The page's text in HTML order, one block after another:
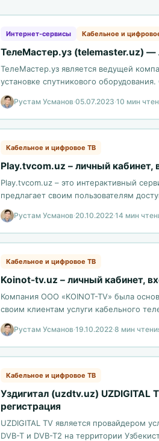
Интернет-сервисы Кабельное и
ТелеМастер.уз (telemaster.uz) —
ТелеМастер.уз является ведущей
установке спутникового
отрасли благодаря высокому качеству
Рустам Усманов·05.07.2023·10 мин
Кабельное и цифровое ТВ
Play.tvcom.uz – личный кабинет,
Play.tvcom.uz – это интерактивный
предлагает своим пользователям
качестве, а также…
Рустам Усманов·20.10.2022·14 мин
Кабельное и цифровое ТВ
Koinot-tv.uz – личный кабинет,
Компания ООО «KOINOT-TV» была
своим клиентам услуги кабельного
Рустам Усманов·19.10.2022·8 мин
Кабельное и цифровое ТВ
Уздигитал (uzdtv.uz) UZDIGITAL
регистрация
UZDIGITAL TV является провайдером
DVB-T и DVB-T2 на территории